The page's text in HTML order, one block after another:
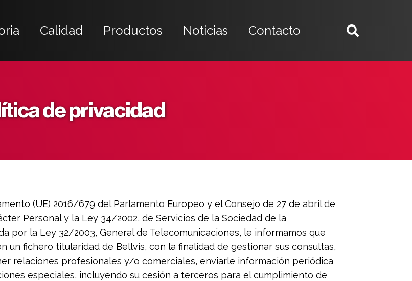
Calidad Productos Noticias Contacto
de privacidad
(UE) 2016/679 del Parlamento Europeo y el Consejo de 27 de abril de
Personal y la Ley 34/2002, de Servicios de la Sociedad de la
por la Ley 32/2003, General de Telecomunicaciones, le informamos que
un fichero titularidad de Bellvis, con la finalidad de gestionar sus consultas,
relaciones profesionales y/o comerciales, enviarle información periódica
especiales, incluyendo su cesión a terceros para el cumplimiento de